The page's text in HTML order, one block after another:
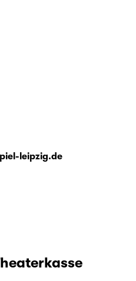
leipzig.de